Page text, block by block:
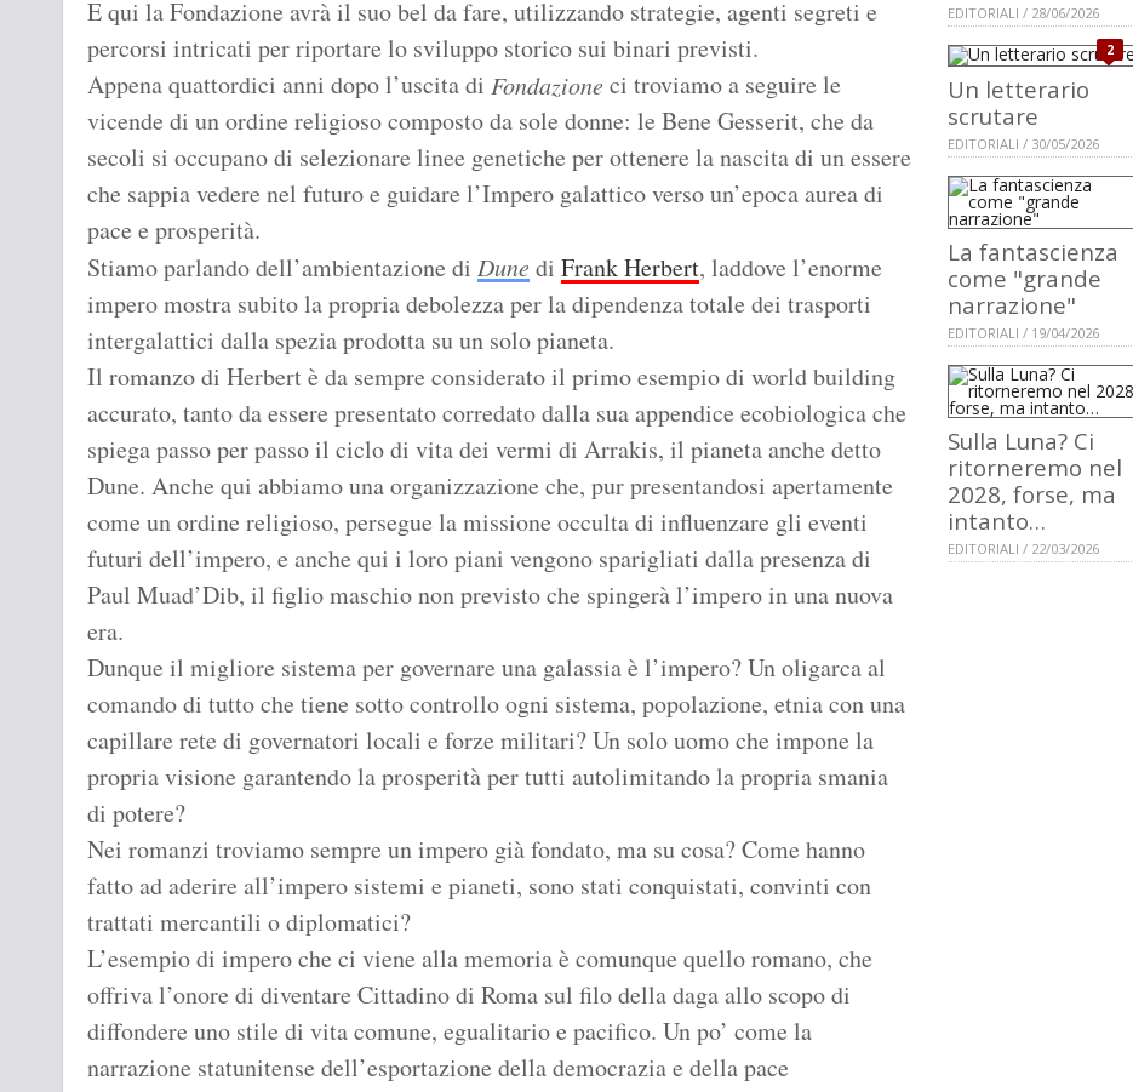
E qui la Fondazione avrà il suo bel da fare, utilizzando strategie, agenti segreti e
percorsi intricati per riportare lo sviluppo storico sui binari previsti.
Appena quattordici anni dopo l’uscita di Fondazione ci troviamo a seguire le
vicende di un ordine religioso composto da sole donne: le Bene Gesserit, che da
secoli si occupano di selezionare linee genetiche per ottenere la nascita di un essere
che sappia vedere nel futuro e guidare l’Impero galattico verso un’epoca aurea di
pace e prosperità.
Stiamo parlando dell’ambientazione di Dune di Frank Herbert, laddove l’enorme
impero mostra subito la propria debolezza per la dipendenza totale dei trasporti
intergalattici dalla spezia prodotta su un solo pianeta.
Il romanzo di Herbert è da sempre considerato il primo esempio di world building
accurato, tanto da essere presentato corredato dalla sua appendice ecobiologica che
spiega passo per passo il ciclo di vita dei vermi di Arrakis, il pianeta anche detto
Dune. Anche qui abbiamo una organizzazione che, pur presentandosi apertamente
come un ordine religioso, persegue la missione occulta di influenzare gli eventi
futuri dell’impero, e anche qui i loro piani vengono sparigliati dalla presenza di
Paul Muad’Dib, il figlio maschio non previsto che spingerà l’impero in una nuova
era.
Dunque il migliore sistema per governare una galassia è l’impero? Un oligarca al
comando di tutto che tiene sotto controllo ogni sistema, popolazione, etnia con una
capillare rete di governatori locali e forze militari? Un solo uomo che impone la
propria visione garantendo la prosperità per tutti autolimitando la propria smania
di potere?
Nei romanzi troviamo sempre un impero già fondato, ma su cosa? Come hanno
fatto ad aderire all’impero sistemi e pianeti, sono stati conquistati, convinti con
trattati mercantili o diplomatici?
L’esempio di impero che ci viene alla memoria è comunque quello romano, che
offriva l’onore di diventare Cittadino di Roma sul filo della daga allo scopo di
diffondere uno stile di vita comune, egualitario e pacifico. Un po’ come la
narrazione statunitense dell’esportazione della democrazia e della pace
EDITORIALI / 28/06/2026
2
Un letterario
scrutare
EDITORIALI / 30/05/2026
La fantascienza
come "grande
narrazione"
EDITORIALI / 19/04/2026
Sulla Luna? Ci
ritorneremo nel
2028, forse, ma
intanto…
EDITORIALI / 22/03/2026